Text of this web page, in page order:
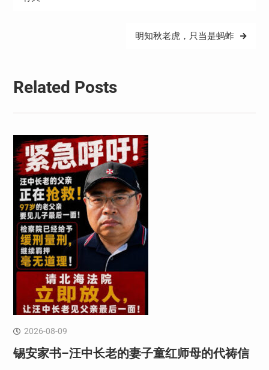
明知秋老虎，只当是蚂蚱
Related Posts
2026-08-09
锡安家书–汪中长老的妻子童红⁩师母的代祷信